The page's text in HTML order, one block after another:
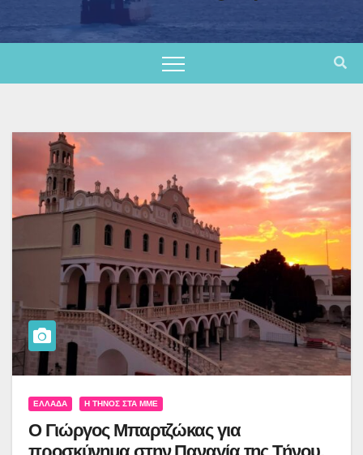
ΕΛΛΆΔΑ Η ΤΉΝΟΣ ΣΤΑ ΜΜΕ
Ο Γιώργος Μπαρτζώκας για